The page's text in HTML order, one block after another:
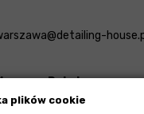
plików cookie
Rekcin
Sp. z o.o. sp.k.